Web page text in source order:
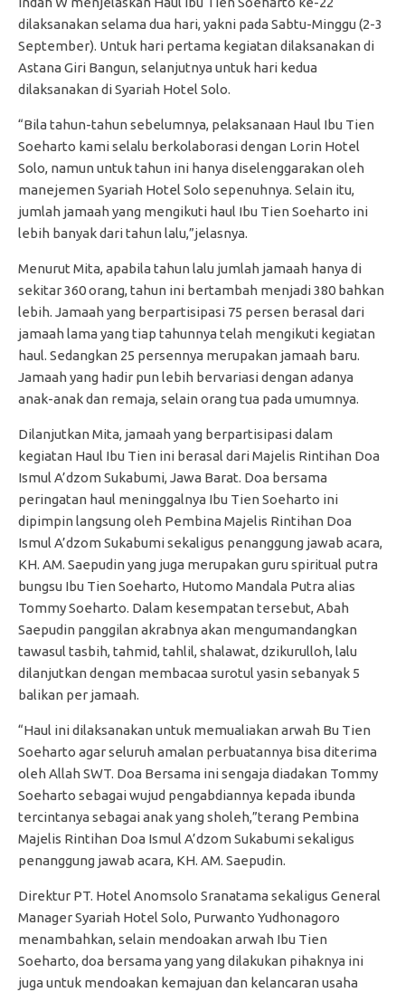
dilaksanakan selama dua hari, yakni pada Sabtu-Minggu (2-3
September). Untuk hari pertama kegiatan dilaksanakan di
Astana Giri Bangun, selanjutnya untuk hari kedua
dilaksanakan di Syariah Hotel Solo.
“Bila tahun-tahun sebelumnya, pelaksanaan Haul Ibu Tien
Soeharto kami selalu berkolaborasi dengan Lorin Hotel
Solo, namun untuk tahun ini hanya diselenggarakan oleh
manejemen Syariah Hotel Solo sepenuhnya. Selain itu,
jumlah jamaah yang mengikuti haul Ibu Tien Soeharto ini
lebih banyak dari tahun lalu,”jelasnya.
Menurut Mita, apabila tahun lalu jumlah jamaah hanya di
sekitar 360 orang, tahun ini bertambah menjadi 380 bahkan
lebih. Jamaah yang berpartisipasi 75 persen berasal dari
jamaah lama yang tiap tahunnya telah mengikuti kegiatan
haul. Sedangkan 25 persennya merupakan jamaah baru.
Jamaah yang hadir pun lebih bervariasi dengan adanya
anak-anak dan remaja, selain orang tua pada umumnya.
Dilanjutkan Mita, jamaah yang berpartisipasi dalam
kegiatan Haul Ibu Tien ini berasal dari Majelis Rintihan Doa
Ismul A’dzom Sukabumi, Jawa Barat. Doa bersama
peringatan haul meninggalnya Ibu Tien Soeharto ini
dipimpin langsung oleh Pembina Majelis Rintihan Doa
Ismul A’dzom Sukabumi sekaligus penanggung jawab acara,
KH. AM. Saepudin yang juga merupakan guru spiritual putra
bungsu Ibu Tien Soeharto, Hutomo Mandala Putra alias
Tommy Soeharto. Dalam kesempatan tersebut, Abah
Saepudin panggilan akrabnya akan mengumandangkan
tawasul tasbih, tahmid, tahlil, shalawat, dzikurulloh, lalu
dilanjutkan dengan membacaa surotul yasin sebanyak 5
balikan per jamaah.
“Haul ini dilaksanakan untuk memualiakan arwah Bu Tien
Soeharto agar seluruh amalan perbuatannya bisa diterima
oleh Allah SWT. Doa Bersama ini sengaja diadakan Tommy
Soeharto sebagai wujud pengabdiannya kepada ibunda
tercintanya sebagai anak yang sholeh,”terang Pembina
Majelis Rintihan Doa Ismul A’dzom Sukabumi sekaligus
penanggung jawab acara, KH. AM. Saepudin.
Direktur PT. Hotel Anomsolo Sranatama sekaligus General
Manager Syariah Hotel Solo, Purwanto Yudhonagoro
menambahkan, selain mendoakan arwah Ibu Tien
Soeharto, doa bersama yang yang dilakukan pihaknya ini
juga untuk mendoakan kemajuan dan kelancaran usaha